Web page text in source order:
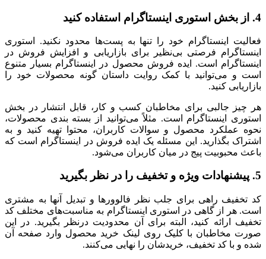
4. از بخش استوری اینستاگرام استفاده کنید
فعالیت اینستاگرام خود را تنها به پست‌ها محدود نکنید. استوری
اینستاگرام فرصتی بی‌نظیر برای بازاریابی و افزایش فروش در
اینستاگرام است. ایده فروش محصول در اینستاگرام بسیار متنوع
است و می‌توانید با کمک روایت داستان گونه محصولات خود را
بازاریابی کنید.
هر چیز جالبی برای مخاطبان کسب ‌و کار، قابل انتشار در بخش
استوری اینستاگرام است. مثلاً می‌توانید از بسته‌ بندی محصولات،
نحوه عملکرد محصول و سوالات کاربران، محتوا تهیه کنید و به
اشتراک بگذارید. این مسئله یک ایده فروش در اینستاگرام است که
باعث محبوبیت پیج در میان کاربران می‌شود.
5. پیشنهادات ویژه و تخفیف را در نظر بگیرید
کد تخفیف راهی برای جلب نظر فالوورها و تبدیل آنها به مشتری
است. هر از گاهی در استوری اینستاگرام به مناسبت‌های مختلف کد
تخفیف ارائه کنید، البته برای آن محدودیت درنظر بگیرید. در این
صورت مخاطبان با کلیک روی لینک خرید محصول وارد صفحه آن
شده و با کد تخفیف، خریدشان را نهایی می‌کنند.